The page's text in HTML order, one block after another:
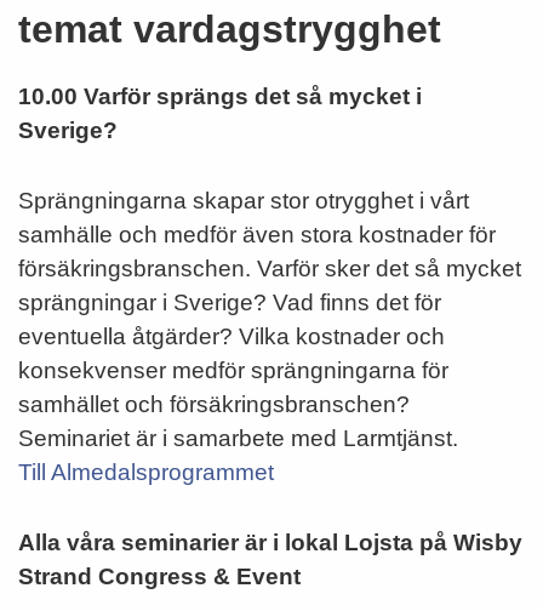
temat vardagstrygghet
10.00 Varför sprängs det så mycket i
Sverige?
Sprängningarna skapar stor otrygghet i vårt
samhälle och medför även stora kostnader för
försäkringsbranschen. Varför sker det så mycket
sprängningar i Sverige? Vad finns det för
eventuella åtgärder? Vilka kostnader och
konsekvenser medför sprängningarna för
samhället och försäkringsbranschen?
Seminariet är i samarbete med Larmtjänst.
Till Almedalsprogrammet
Alla våra seminarier är i lokal Lojsta på Wisby
Strand Congress & Event